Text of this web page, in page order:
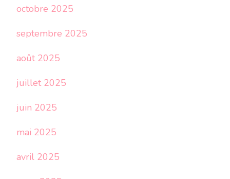
octobre 2025
septembre 2025
août 2025
juillet 2025
juin 2025
mai 2025
avril 2025